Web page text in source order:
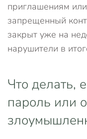
приглашениям
запрещенный
закрыт уже на
нарушители в
Что делать,
пароль или